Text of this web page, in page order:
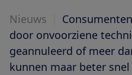
Nieuws
door onvoorziene
geannuleerd of meer
kunnen maar beter